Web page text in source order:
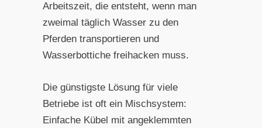
Arbeitszeit, die entsteht, wenn man
zweimal täglich Wasser zu den
Pferden transportieren und
Wasserbottiche freihacken muss.
Die günstigste Lösung für viele
Betriebe ist oft ein Mischsystem:
Einfache Kübel mit angeklemmten